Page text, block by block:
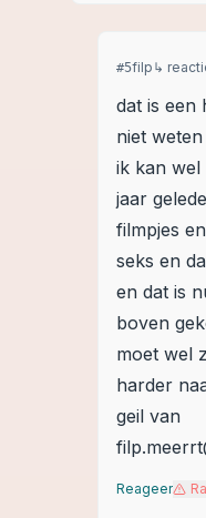
#5filp ↳
dat is een
niet weten
ik kan wel
jaar
filmpjes
seks en
en dat is
boven
moet wel
harder
geil van
Reageer